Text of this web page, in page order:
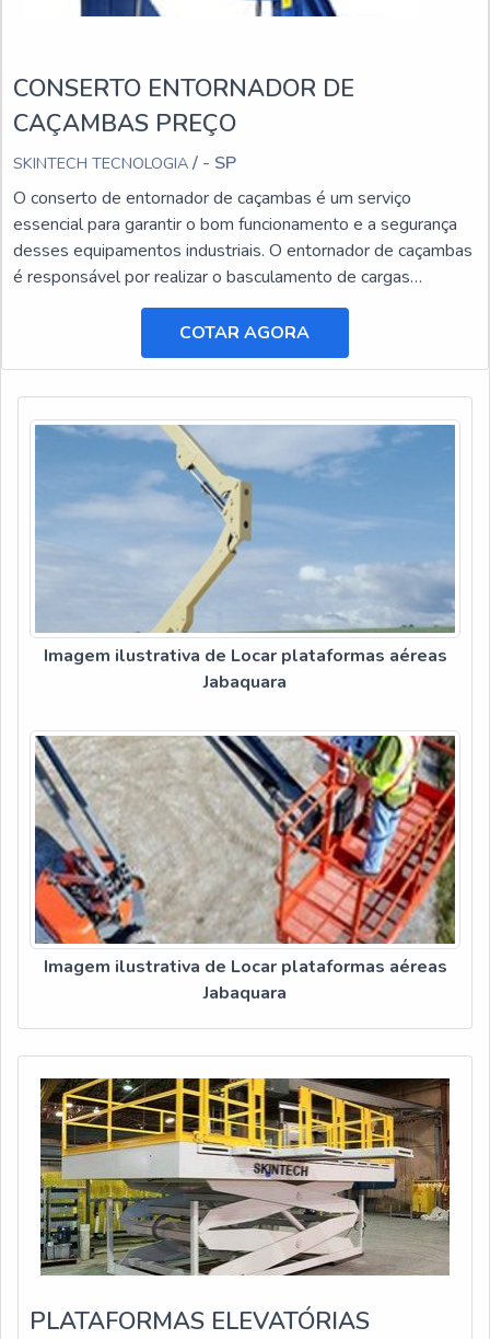
CONSERTO ENTORNADOR DE
CAÇAMBAS PREÇO
SKINTECH TECNOLOGIA / - SP
O conserto de entornador de caçambas é um serviço
essencial para garantir o bom funcionamento e a segurança
desses equipamentos industriais. O entornador de caçambas
é responsável por realizar o basculamento de cargas
pesadas, facilitando o transporte e a descarga de materiais.
COTAR AGORA
Imagem ilustrativa de Locar plataformas aéreas
Jabaquara
Imagem ilustrativa de Locar plataformas aéreas
Jabaquara
PLATAFORMAS ELEVATÓRIAS